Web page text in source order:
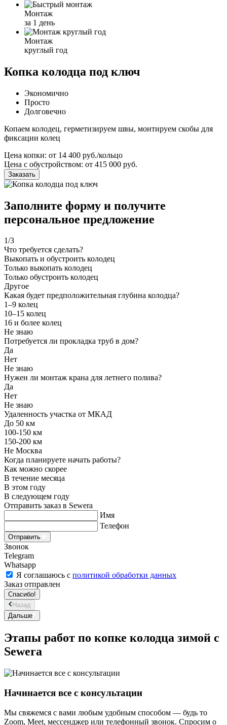
Монтаж
за 1 день
Монтаж
круглый год
Копка колодца под ключ
Экономично
Просто
Долговечно
Копаем колодец, герметизируем швы, монтируем скобы для
фиксации колец
Цена копки: от 14 400 руб./кольцо
Цена с обустройством: от 415 000 руб.
Заказать
Заполните форму и получите
персональное предложение
1/3
Что требуется сделать?
Выкопать и обустроить колодец
Только выкопать колодец
Только обустроить колодец
Другое
Какая будет предположительная глубина колодца?
1–9 колец
10–15 колец
16 и более колец
Не знаю
Потребуется ли прокладка труб в дом?
Да
Нет
Не знаю
Нужен ли монтаж крана для летнего полива?
Да
Нет
Не знаю
Удаленность участка от МКАД
До 50 км
100-150 км
150-200 км
Не Москва
Когда планируете начать работы?
Как можно скорее
В течение месяца
В этом году
В следующем году
Отправить заказ в Sewera
Имя
Телефон
Отправить
Звонок
Telegram
Whatsapp
Я соглашаюсь с политикой обработки данных
Заказ отправлен
Спасибо!
Назад
Дальше
Этапы работ по копке колодца зимой с
Sewera
Начинается все с консультации
Мы свяжемся с вами любым удобным способом — будь то
Zoom, Meet, мессенджер или телефонный звонок. Спросим о